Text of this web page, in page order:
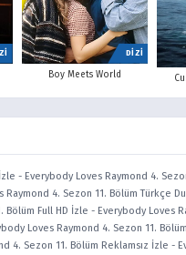
DİZİ
Boy Meets World
- Everybody Loves Raymond 4.
Raymond 4. Sezon 11. Bölüm Türkçe
Bölüm Full HD İzle - Everybody Loves
Loves Raymond 4. Sezon 11.
4. Sezon 11. Bölüm Reklamsız İzle -